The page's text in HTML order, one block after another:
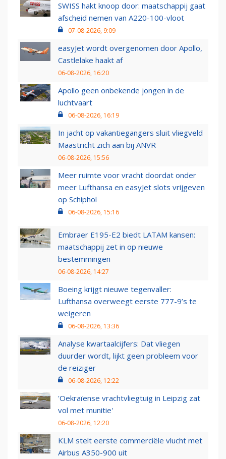
SWISS hakt knoop door: maatschappij gaat
afscheid nemen van A220-100-vloot
07-08-2026, 9:09
easyJet wordt overgenomen door Apollo,
Castlelake haakt af
06-08-2026, 16:20
Apollo geen onbekende jongen in de
luchtvaart
06-08-2026, 16:19
In jacht op vakantiegangers sluit vliegveld
Maastricht zich aan bij ANVR
06-08-2026, 15:56
Meer ruimte voor vracht doordat onder
meer Lufthansa en easyJet slots vrijgeven
op Schiphol
06-08-2026, 15:16
Embraer E195-E2 biedt LATAM kansen:
maatschappij zet in op nieuwe
bestemmingen
06-08-2026, 14:27
Boeing krijgt nieuwe tegenvaller:
Lufthansa overweegt eerste 777-9’s te
weigeren
06-08-2026, 13:36
Analyse kwartaalcijfers: Dat vliegen
duurder wordt, lijkt geen probleem voor
de reiziger
06-08-2026, 12:22
'Oekraïense vrachtvliegtuig in Leipzig zat
vol met munitie'
06-08-2026, 12:20
KLM stelt eerste commerciële vlucht met
Airbus A350-900 uit